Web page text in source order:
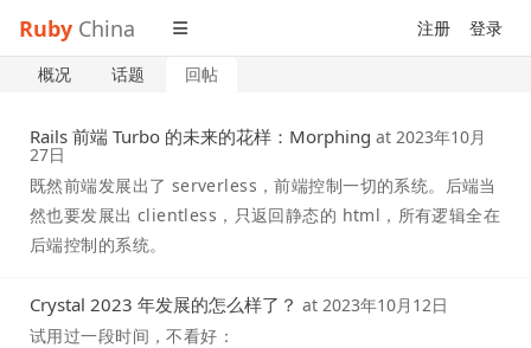
Ruby China 注册 登录
概况 话题 回帖
Rails 前端 Turbo 的未来的花样：Morphing at 2023年10月
27日
既然前端发展出了 serverless，前端控制一切的系统。后端当
然也要发展出 clientless，只返回静态的 html，所有逻辑全在
后端控制的系统。
Crystal 2023 年发展的怎么样了？ at 2023年10月12日
试用过一段时间，不看好：